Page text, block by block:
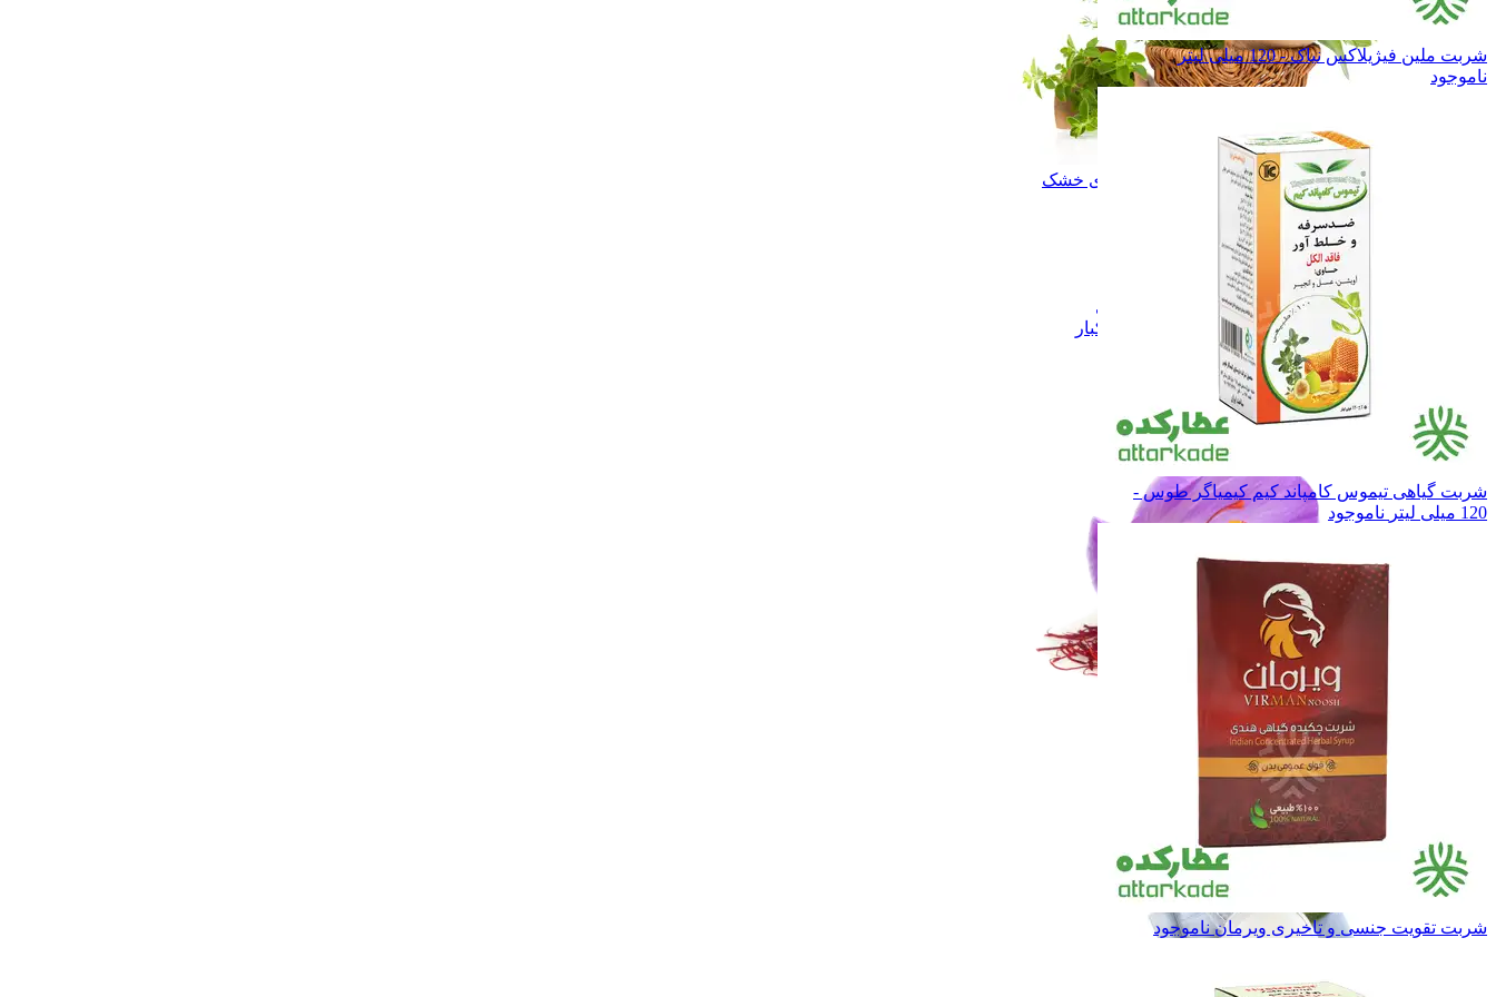
سبزی و میوه های خشک
سبزی و میوه های خشک
زعفران زعفران
نبـات نبـات
عسـل عسـل
شـیـره
شـیـره
خشکبار
خشکبار
فرآورده های لبنی فرآورده های لبنی
همه دسته بندی های زعفران و خشکبار
زعفران و خشکبار زعفران و خشکبار
حبوبات حبوبات
غـلـات غـلـات
همه دسته بندی های حبوبات و غلات
شربت ملین فیژیلاکس نیاک - 120 میلی لیتر
ناموجود
شربت گیاهی تیموس کامپاند کیم کیمیاگر طوس -
120 میلی لیتر
ناموجود
شربت تقویت جنسی و تاخیری ویرمان ناموجود